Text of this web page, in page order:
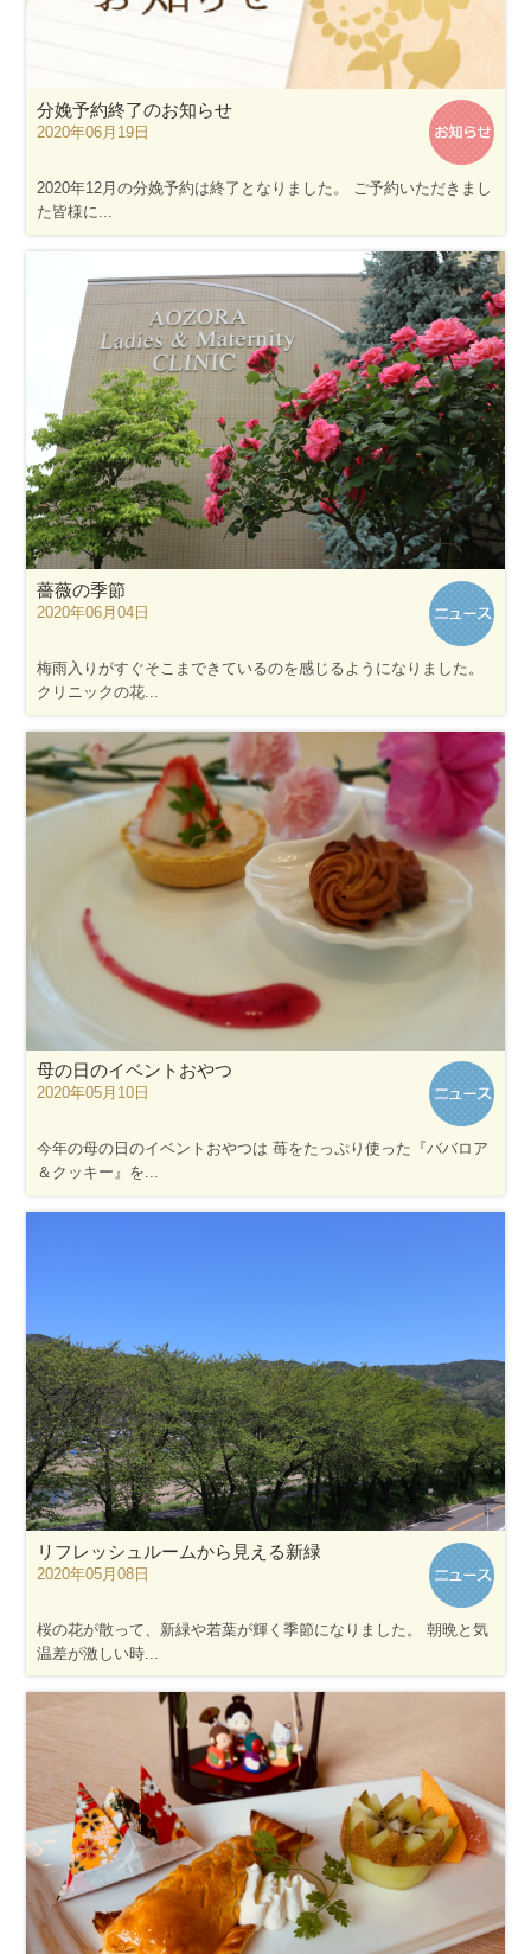
分娩予約終了のお知らせ
2020年06月19日
2020年12月の分娩予約は終了となりました。 ご予約いただきまし
た皆様に...
薔薇の季節
2020年06月04日
梅雨入りがすぐそこまできているのを感じるようになりました。
クリニックの花...
母の日のイベントおやつ
2020年05月10日
今年の母の日のイベントおやつは 苺をたっぷり使った『ババロア
＆クッキー』を...
リフレッシュルームから見える新緑
2020年05月08日
桜の花が散って、新緑や若葉が輝く季節になりました。 朝晩と気
温差が激しい時...